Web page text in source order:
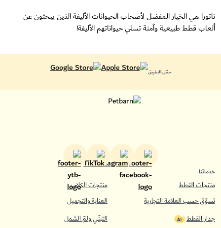
ناتورا هي الخيار المفضل لأصحاب الحيوانات الأليفة الذين يبحثون عن
ألعاب قطط طبيعية وآمنة تسلي حيواناتهم الأليفة!
حمّل التطبيق
خدماتنا
منتجات القطط
منتجات الكلاب
تسوّق حسب العلامة التجارية
العناية والتجميل
جدار القطط
التبنّي ولمّ الشمل